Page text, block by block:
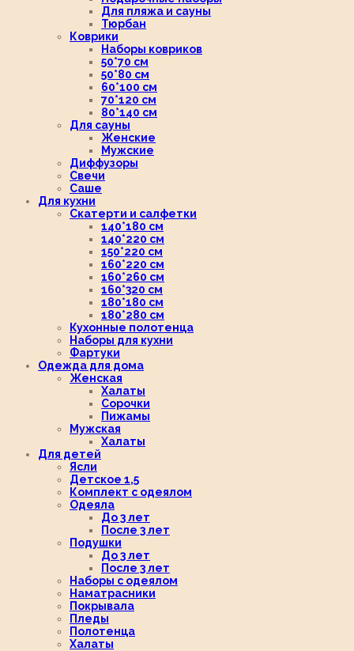
Для пляжа и сауны
Тюрбан
Коврики
Наборы ковриков
50*70 см
50*80 см
60*100 см
70*120 см
80*140 см
Для сауны
Женские
Мужские
Диффузоры
Свечи
Саше
Для кухни
Скатерти и салфетки
140*180 см
140*220 см
150*220 см
160*220 см
160*260 см
160*320 см
180*180 см
180*280 см
Кухонные полотенца
Наборы для кухни
Фартуки
Одежда для дома
Женская
Халаты
Сорочки
Пижамы
Мужская
Халаты
Для детей
Ясли
Детское 1,5
Комплект с одеялом
Одеяла
До 3 лет
После 3 лет
Подушки
До 3 лет
После 3 лет
Наборы с одеялом
Наматрасники
Покрывала
Пледы
Полотенца
Халаты